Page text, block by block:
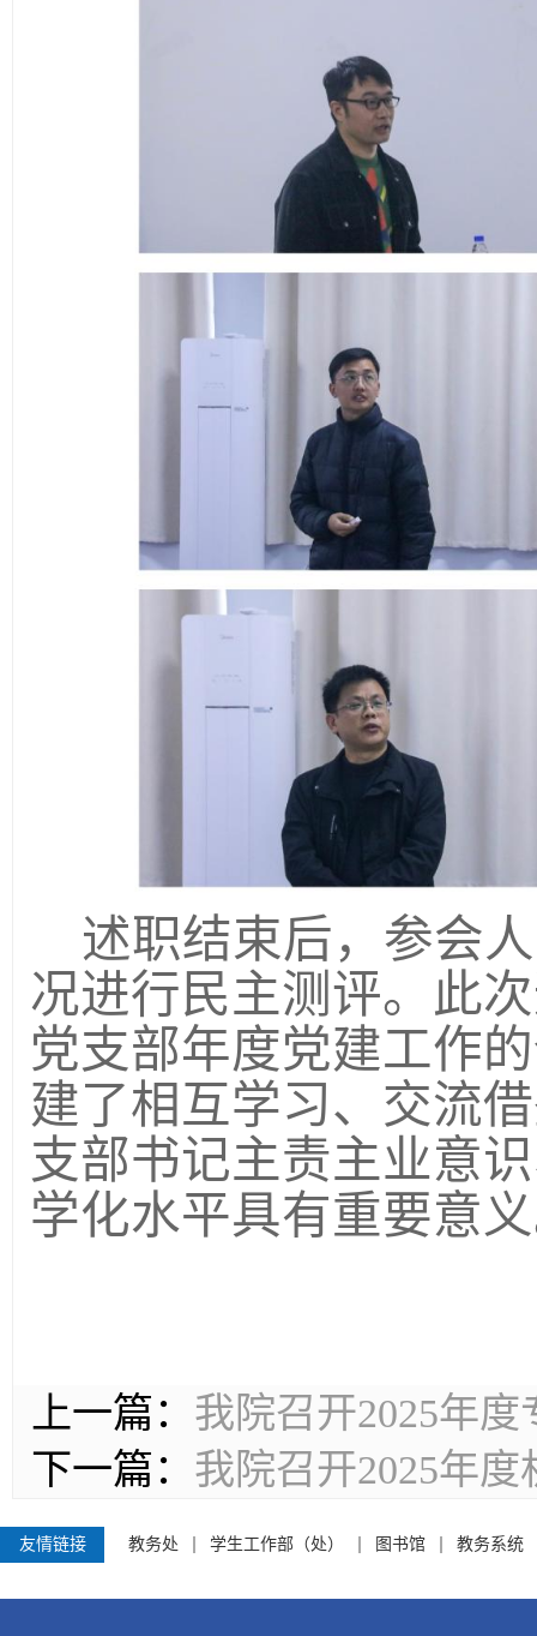
述职结束后，参会
况进行民主测评。此
党支部年度党建工作
建了相互学习、交流
支部书记主责主业意
学化水平具有重要意
上一篇： 我院召开2025年
下一篇： 我院召开2025年
友情链接 教务处 学生工作部（处） 图书馆 教务系统